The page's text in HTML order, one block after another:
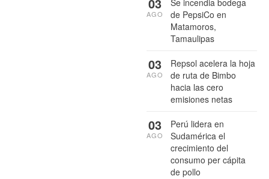
Se incendia bodega
de PepsiCo en
Matamoros,
Tamaulipas
03
AGO
Repsol acelera la hoja
de ruta de Bimbo
hacia las cero
emisiones netas
03
AGO
Perú lidera en
Sudamérica el
crecimiento del
consumo per cápita
de pollo
03
AGO